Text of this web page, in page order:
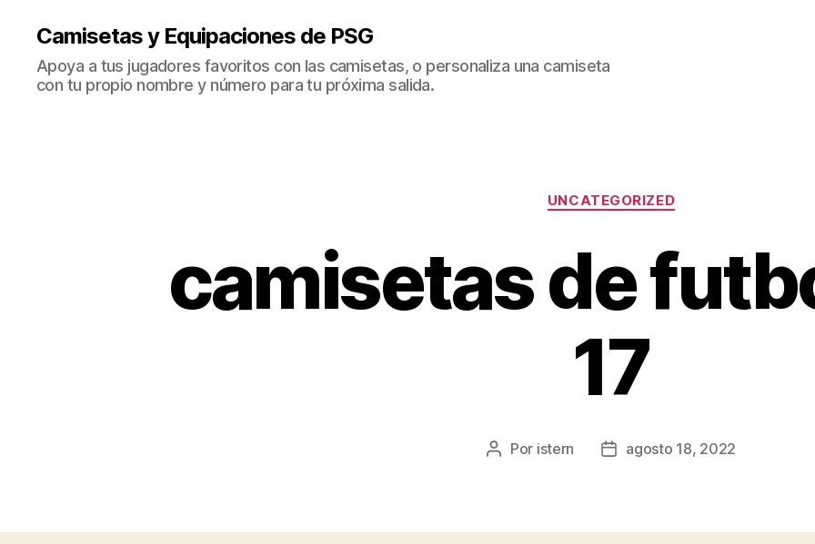
Camisetas y Equipaciones de PSG
Apoya a tus jugadores favoritos con las camisetas, o personaliza una camiseta
con tu propio nombre y número para tu próxima salida.
Categorías
UNCATEGORIZED
camisetas de
17
Autor
Por istern
Fechaagosto 18, 2022